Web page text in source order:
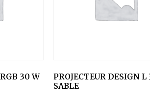
30 W
PROJECTEUR DESIGN
SABLE